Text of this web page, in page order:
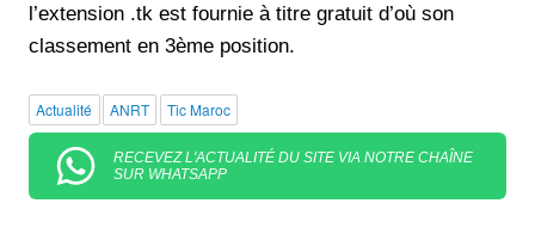
l’extension .tk est fournie à titre gratuit d’où son
classement en 3ème position.
Actualité ANRT Tic Maroc
RECEVEZ L'ACTUALITÉ DU SITE VIA NOTRE CHAÎNE
SUR WHATSAPP